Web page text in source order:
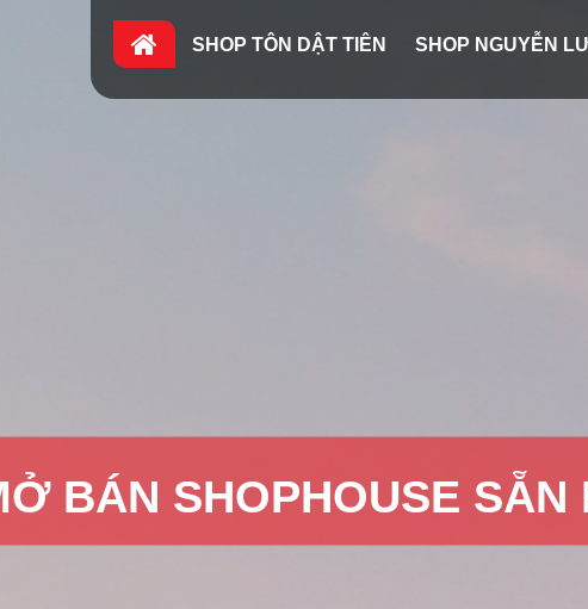
SHOP TÔN DẬT TIÊN SHOP NGUYỄN
CỰC HỮU HẠN -